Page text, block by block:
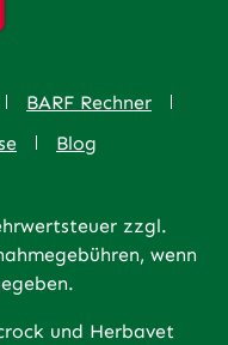
BARF Rechner
Blog
zzgl.
wenn
und Herbavet